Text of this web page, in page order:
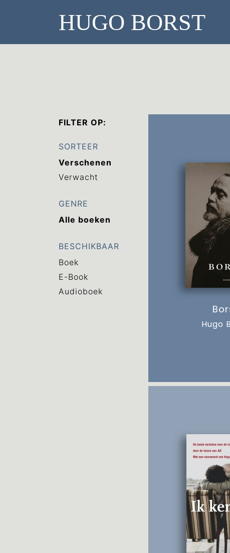
FILTER OP:
SORTEER
Verschenen
Verwacht
GENRE
Alle boeken
BESCHIKBAAR
Boek
E-Book
Audioboek
Hugo